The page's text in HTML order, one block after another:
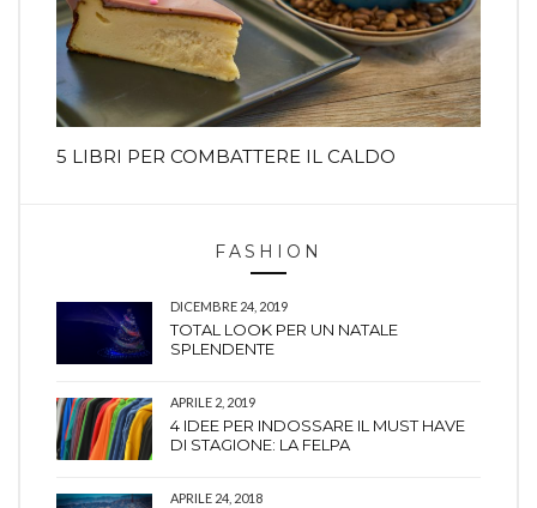
5 LIBRI PER COMBATTERE IL CALDO
FASHION
DICEMBRE 24, 2019
TOTAL LOOK PER UN NATALE
SPLENDENTE
APRILE 2, 2019
4 IDEE PER INDOSSARE IL MUST HAVE
DI STAGIONE: LA FELPA
APRILE 24, 2018